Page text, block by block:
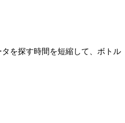
を探す時間を短縮して、ボトル